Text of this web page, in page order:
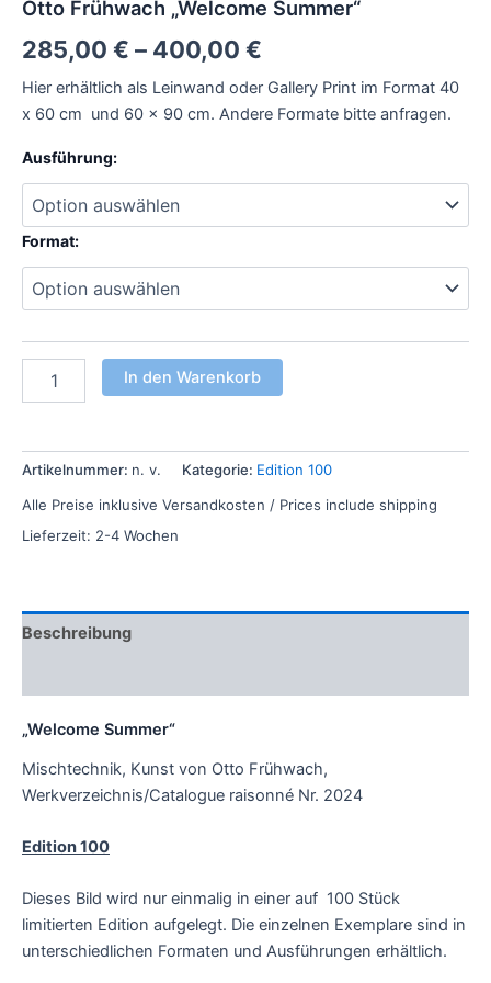
Otto Frühwach „Welcome Summer“
285,00 € – 400,00 €
Hier erhältlich als Leinwand oder Gallery Print im Format 40
x 60 cm und 60 x 90 cm. Andere Formate bitte anfragen.
Ausführung:
Format:
In den Warenkorb
Artikelnummer: n. v. Kategorie: Edition 100
Alle Preise inklusive Versandkosten / Prices include shipping
Lieferzeit: 2-4 Wochen
Beschreibung
„Welcome Summer“
Mischtechnik, Kunst von Otto Frühwach,
Werkverzeichnis/Catalogue raisonné Nr. 2024
Edition 100
Dieses Bild wird nur einmalig in einer auf 100 Stück
limitierten Edition aufgelegt. Die einzelnen Exemplare sind in
unterschiedlichen Formaten und Ausführungen erhältlich.